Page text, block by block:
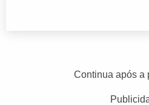
Continua após a